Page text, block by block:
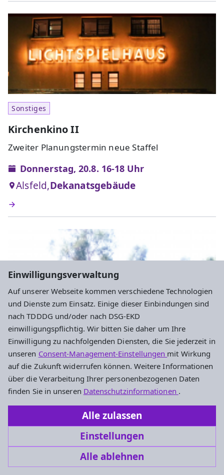
Einwilligungsverwaltung
Auf unserer Webseite kommen verschiedene Technologien
und Dienste zum Einsatz. Einige dieser Einbindungen sind
nach TDDDG und/oder nach DSG-EKD
einwilligungspflichtig. Wir bitten Sie daher um Ihre
Einwilligung zu nachfolgenden Diensten, die Sie jederzeit in
unseren Consent-Management-Einstellungen mit Wirkung
auf die Zukunft widerrufen können. Weitere Informationen
über die Verarbeitung Ihrer personenbezogenen Daten
finden Sie in unseren Datenschutzinformationen .
Alle zulassen
Einstellungen
Alle ablehnen
Sonstiges
Kirchenkino II
Zweiter Planungstermin neue Staffel
Donnerstag, 20.8. 16-18 Uhr
Alsfeld,Dekanatsgebäude